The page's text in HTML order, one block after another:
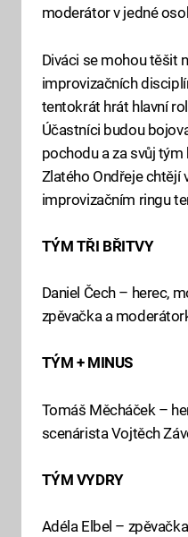
moderátor v jedné
Diváci se mohou těšit
improvizačních
tentokrát hrát hlavní
Účastníci budou
pochodu a za svůj
Zlatého Ondřeje chtějí
improvizačním ringu
TÝM TŘI BŘITVY
Daniel Čech – herec,
zpěvačka a
TÝM + MINUS
Tomáš Měcháček –
scenárista Vojtěch
TÝM VYDRY
Adéla Elbel –